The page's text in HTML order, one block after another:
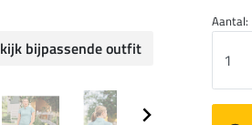
bijpassende outfit
Aantal: